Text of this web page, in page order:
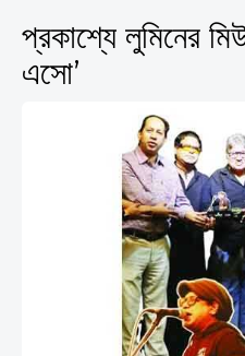
প্রকাশ্যে লুমিনের
এসো’